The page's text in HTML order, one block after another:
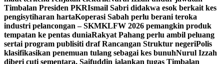
Timbalan Presiden PKRIsmail Sabri didakwa esok berkait kes
pengisytiharan hartaKoperasi Sabah perlu berani teroka
industri pelancongan – SKMKLFW 2026 pemangkin produk
tempatan ke pentas duniaRakyat Pahang perlu ambil peluang
sertai program publisiti draf Rancangan Struktur negeriPolis
klasifikasikan penemuan tulang sebagai kes bunuhNurul Izzah
diberi cuti sementara, Saifuddin jalankan tugas Timbalan